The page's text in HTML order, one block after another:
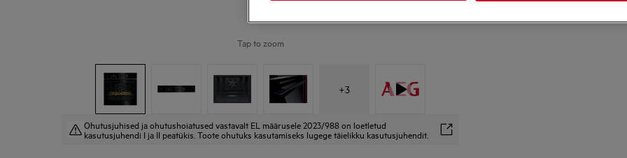
Tap to zoom
+3
Ohutusjuhised ja ohutushoiatused vastavalt EL määrusele 2023/988 on loetletud
kasutusjuhendi I ja II peatükis. Toote ohutuks kasutamiseks lugege täielikku kasutusjuhendit.